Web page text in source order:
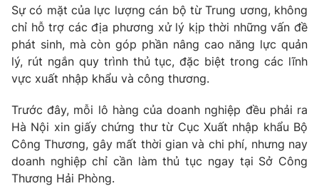
Hậu trường
Nhân vật
Khán giả
Giải sao mai
Giải trí
Điện ảnh
Âm nhạc
Đời sống
Du lịch
Làm đẹp
Chất lượng cuộc sống
Tuyển sinh
Học trực tuyến
Công nghệ
Hitech Công nghệ tương lai
Giao lưu trực tuyến
Sự có mặt của lực lượng cán bộ từ Trung ương, không
chỉ hỗ trợ các địa phương xử lý kịp thời những vấn đề
phát sinh, mà còn góp phần nâng cao năng lực quản
lý, rút ngắn quy trình thủ tục, đặc biệt trong các lĩnh
vực xuất nhập khẩu và công thương.
Trước đây, mỗi lô hàng của doanh nghiệp đều phải ra
Hà Nội xin giấy chứng thư từ Cục Xuất nhập khẩu Bộ
Công Thương, gây mất thời gian và chi phí, nhưng nay
doanh nghiệp chỉ cần làm thủ tục ngay tại Sở Công
Thương Hải Phòng.